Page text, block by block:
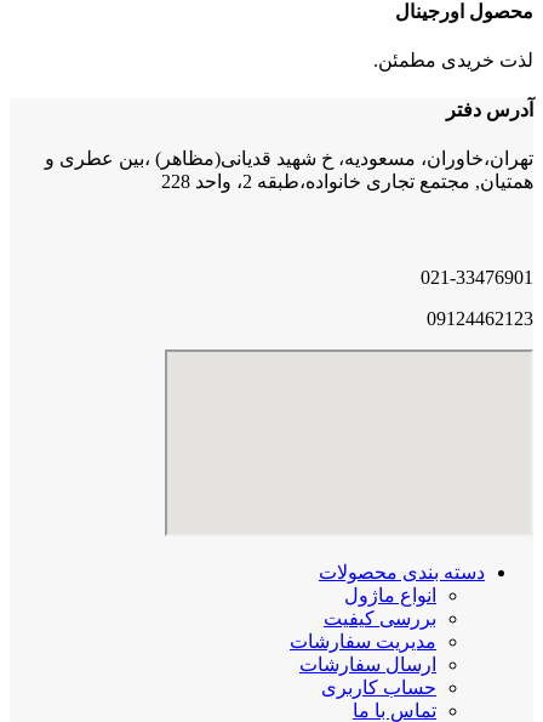
محصول اورجینال
لذت خریدی مطمئن.
آدرس دفتر
تهران،خاوران، مسعودیه، خ شهید قدیانی(مظاهر) ،بین عطری و
همتیان, مجتمع تجاری خانواده،طبقه 2، واحد 228
021-33476901
09124462123
دسته بندی محصولات
انواع ماژول
بررسی کیفیت
مدیریت سفارشات
ارسال سفارشات
حساب کاربری
تماس با ما